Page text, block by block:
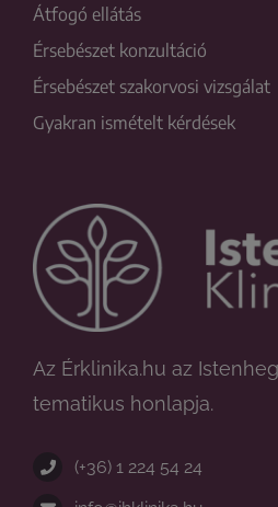
Átfogó ellátás
Érsebészet konzultáció
Érsebészet szakorvosi vizsgálat
Gyakran ismételt kérdések
Az Érklinika.hu az
tematikus honlapja.
(+36) 1 224 54 24